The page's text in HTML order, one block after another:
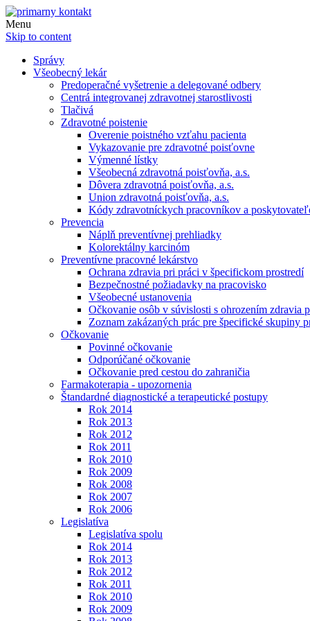
Menu
Skip to content
Správy
Všeobecný lekár
Predoperačné vyšetrenie a delegované odbery
Centrá integrovanej zdravotnej starostlivosti
Tlačivá
Zdravotné poistenie
Overenie poistného vzťahu pacienta
Vykazovanie pre zdravotné poisťovne
Výmenné lístky
Všeobecná zdravotná poisťovňa, a.s.
Dôvera zdravotná poisťovňa, a.s.
Union zdravotná poisťovňa, a.s.
Kódy zdravotníckych pracovníkov a
Prevencia
Náplň preventívnej prehliadky
Kolorektálny karcinóm
Preventívne pracovné lekárstvo
Ochrana zdravia pri práci v špecifickom prostredí
Bezpečnostné požiadavky na pracovisko
Všeobecné ustanovenia
Očkovanie osôb v súvislosti s ohrozením zdravia
Zoznam zakázaných prác pre špecifické skupiny
Očkovanie
Povinné očkovanie
Odporúčané očkovanie
Očkovanie pred cestou do zahraničia
Farmakoterapia - upozornenia
Štandardné diagnostické a terapeutické postupy
Rok 2014
Rok 2013
Rok 2012
Rok 2011
Rok 2010
Rok 2009
Rok 2008
Rok 2007
Rok 2006
Legislatíva
Legislatíva spolu
Rok 2014
Rok 2013
Rok 2012
Rok 2011
Rok 2010
Rok 2009